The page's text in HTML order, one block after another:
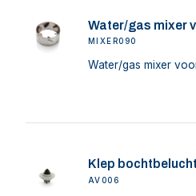
Water/gas mixer
MIXER090
Water/gas mixer
Klep
AV006